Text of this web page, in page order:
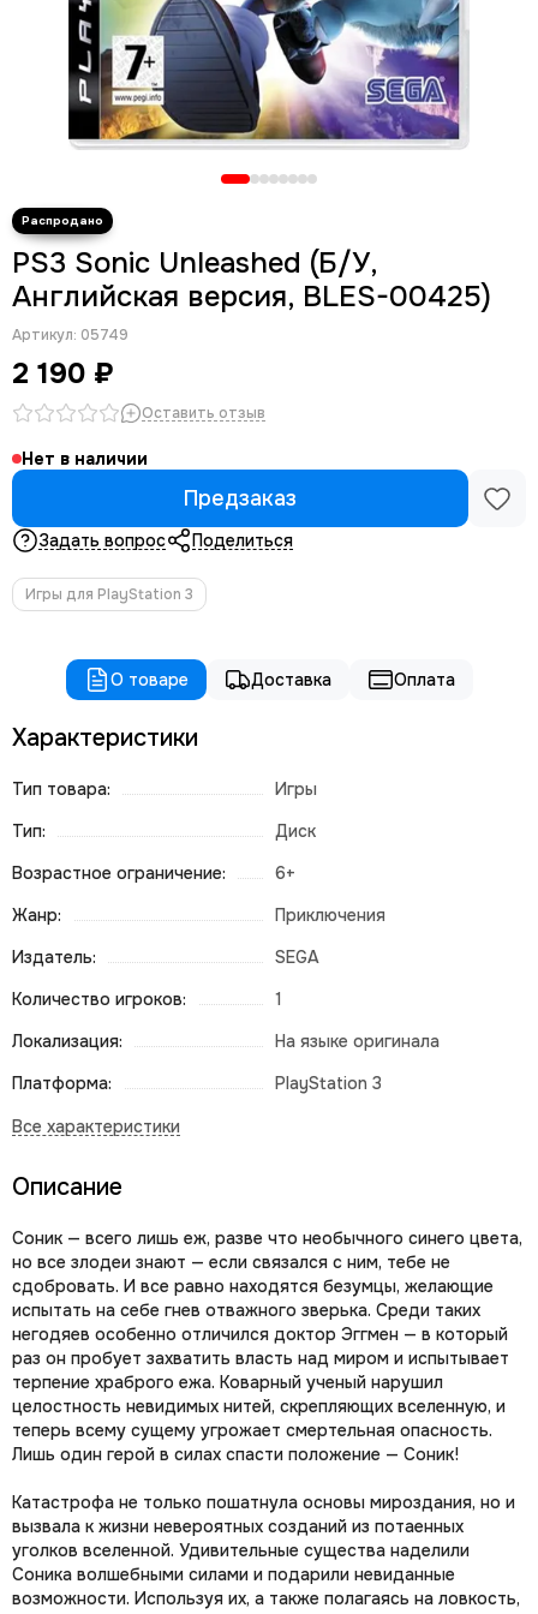
PS3 Sonic Unleashed (Б/У,
Английская версия, BLES-00425)
Артикул: 05749
2 190 ₽
Оставить отзыв
Нет в наличии
Предзаказ
Задать вопрос Поделиться
Игры для PlayStation 3
О товаре Доставка Оплата
Характеристики
Тип товара:
Игры
Тип:
Диск
Возрастное ограничение:
6+
Жанр:
Приключения
Издатель:
SEGA
Количество игроков:
1
Локализация:
На языке оригинала
Платформа:
PlayStation 3
Описание
Соник — всего лишь еж, разве что необычного синего цвета,
но все злодеи знают — если связался с ним, тебе не
сдобровать. И все равно находятся безумцы, желающие
испытать на себе гнев отважного зверька. Среди таких
негодяев особенно отличился доктор Эггмен — в который
раз он пробует захватить власть над миром и испытывает
терпение храброго ежа. Коварный ученый нарушил
целостность невидимых нитей, скрепляющих вселенную, и
теперь всему сущему угрожает смертельная опасность.
Лишь один герой в силах спасти положение — Соник!
Катастрофа не только пошатнула основы мироздания, но и
вызвала к жизни невероятных созданий из потаенных
уголков вселенной. Удивительные существа наделили
Соника волшебными силами и подарили невиданные
возможности. Используя их, а также полагаясь на ловкость,